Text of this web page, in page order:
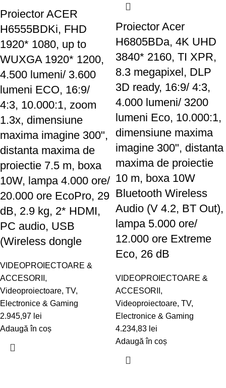
Proiector ACER
H6555BDKi, FHD
1920* 1080, up to
WUXGA 1920* 1200,
4.500 lumeni/ 3.600
lumeni ECO, 16:9/
4:3, 10.000:1, zoom
1.3x, dimensiune
maxima imagine 300",
distanta maxima de
proiectie 7.5 m, boxa
10W, lampa 4.000 ore/
20.000 ore EcoPro, 29
dB, 2.9 kg, 2* HDMI,
PC audio, USB
(Wireless dongle
VIDEOPROIECTOARE &
ACCESORII ,
Videoproiectoare, TV,
Electronice & Gaming
2.945,97 lei
Adaugă în coș
Proiector Acer
H6805BDa, 4K UHD
3840* 2160, TI XPR,
8.3 megapixel, DLP
3D ready, 16:9/ 4:3,
4.000 lumeni/ 3200
lumeni Eco, 10.000:1,
dimensiune maxima
imagine 300", distanta
maxima de proiectie
10 m, boxa 10W
Bluetooth Wireless
Audio (V 4.2, BT Out),
lampa 5.000 ore/
12.000 ore Extreme
Eco, 26 dB
VIDEOPROIECTOARE &
ACCESORII ,
Videoproiectoare, TV,
Electronice & Gaming
4.234,83 lei
Adaugă în coș